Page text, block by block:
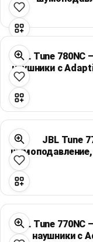
JBL Tune
наушники с
JBL Tune
JBL Tune
наушники с